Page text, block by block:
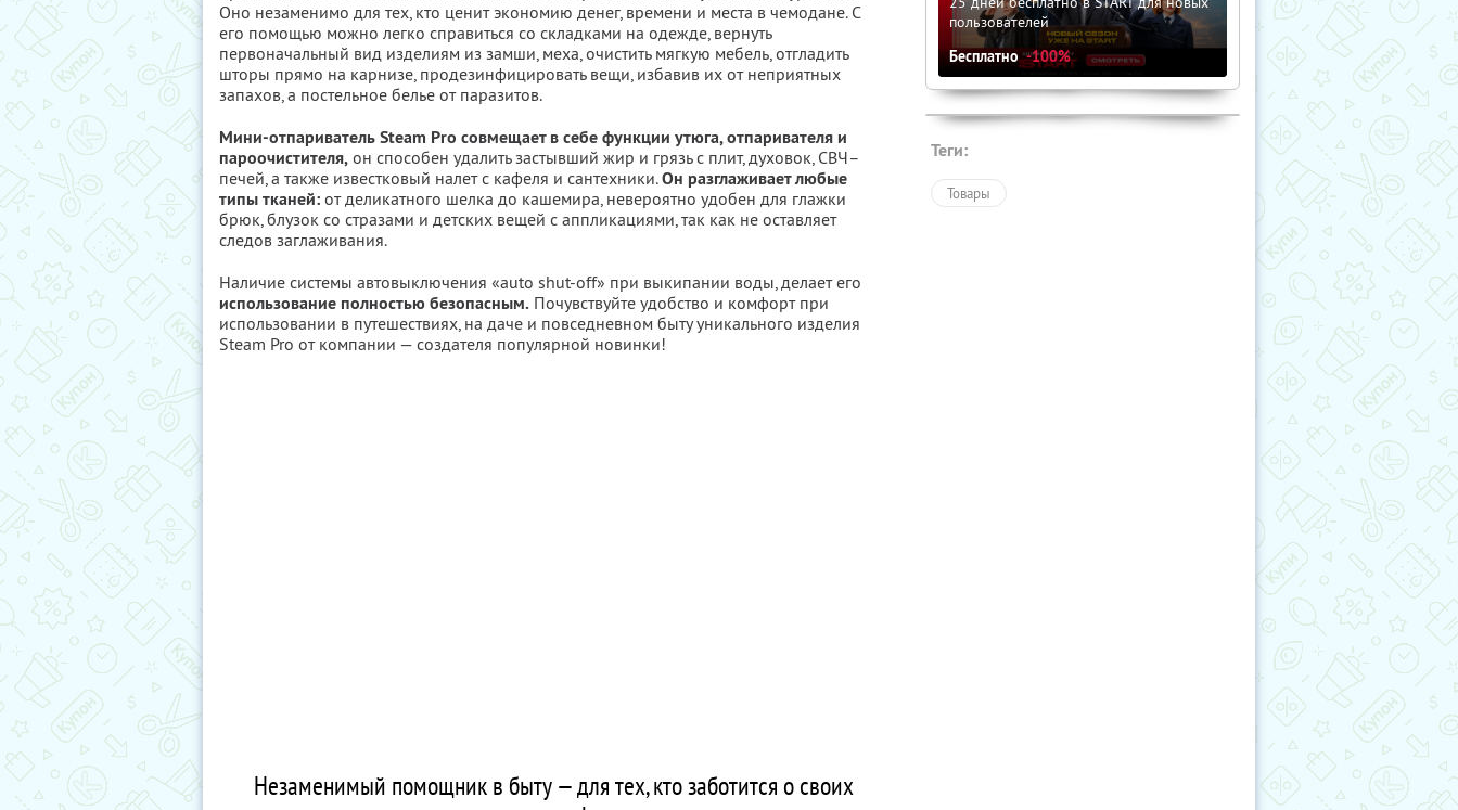
Оно незаменимо для тех, кто ценит экономию денег, времени и места в чемодане. С
его помощью можно легко справиться со складками на одежде, вернуть
первоначальный вид изделиям из замши, меха, очистить мягкую мебель, отгладить
шторы прямо на карнизе, продезинфицировать вещи, избавив их от неприятных
запахов, а постельное белье от паразитов.
Мини-отпариватель Steam Pro совмещает в себе функции утюга, отпаривателя и
пароочистителя, он способен удалить застывший жир и грязь с плит, духовок, СВЧ–
печей, а также известковый налет с кафеля и сантехники.Он разглаживает любые
типы тканей: от деликатного шелка до кашемира, невероятно удобен для глажки
брюк, блузок со стразами и детских вещей с аппликациями, так как не оставляет
следов заглаживания.
Наличие системы автовыключения «auto shut-off» при выкипании воды, делает его
использование полностью безопасным. Почувствуйте удобство и комфорт при
использовании в путешествиях, на даче и повседневном быту уникального изделия
Steam Pro от компании — создателя популярной новинки!
Незаменимый помощник в быту — для тех, кто заботится о своих
пользователей
Бесплатно -100%
Теги:
Товары